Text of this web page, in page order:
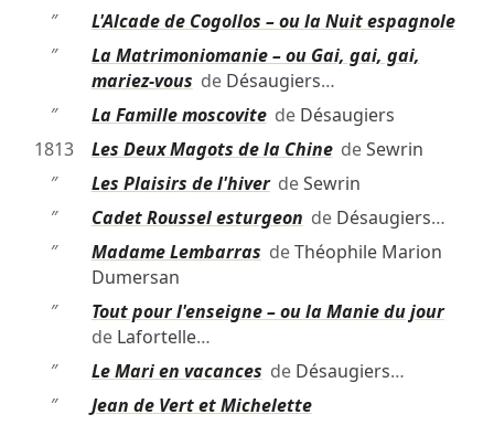
″
L'Alcade de Cogollos – ou la Nuit espagnole
″
La Matrimoniomanie – ou Gai, gai, gai,
mariez-vous de Désaugiers…
″
La Famille moscovitede Désaugiers
1813
Les Deux Magots de la ChinedeSewrin
″
Les Plaisirs de l'hiverdeSewrin
″
Cadet Roussel esturgeon de Désaugiers…
″
Madame Lembarras deThéophile Marion
Dumersan
″
Tout pour l'enseigne – ou la Manie du jour
de Lafortelle…
″
Le Mari en vacances de Désaugiers…
″
Jean de Vert et Michelette